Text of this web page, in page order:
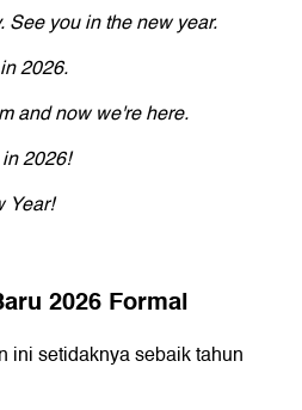
See you in the new year.
2026.
and now we're here.
2026!
Year!
2026 Formal
ini setidaknya sebaik tahun